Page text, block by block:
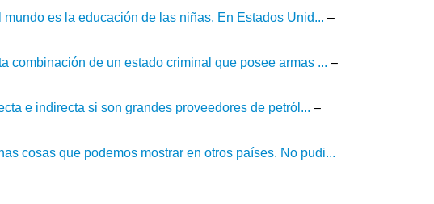
es la educación de las niñas. En Estados Unid... –
combinación de un estado criminal que posee armas ... –
e indirecta si son grandes proveedores de petról... –
cosas que podemos mostrar en otros países. No pudi...